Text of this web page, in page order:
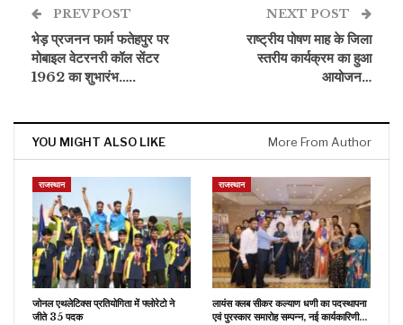
PREV POST
भेड़ प्रजनन फार्म फतेहपुर पर
मोबाइल वेटरनरी कॉल सेंटर
1962 का शुभारंभ…..
NEXT POST
राष्ट्रीय पोषण माह के जिला
स्तरीय कार्यक्रम का हुआ
आयोजन…
YOU MIGHT ALSO LIKE More From Author
राजस्थान
जोनल एथलेटिक्स प्रतियोगिता में फ्लोरेटो ने
जीते 35 पदक
राजस्थान
लायंस क्लब सीकर कल्याण धणी का पदस्थापना
एवं पुरस्कार समारोह सम्पन्न, नई कार्यकारिणी…